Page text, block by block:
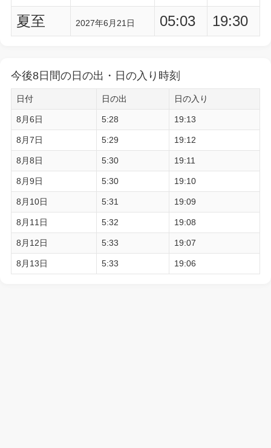
夏至
2027年6月21日 05:03 19:30
今後8日間の日の出・日の入り時刻
日付 日の出 日の入り
8月6日 5:28 19:13
8月7日 5:29 19:12
8月8日 5:30 19:11
8月9日 5:30 19:10
8月10日 5:31 19:09
8月11日 5:32 19:08
8月12日 5:33 19:07
8月13日 5:33 19:06